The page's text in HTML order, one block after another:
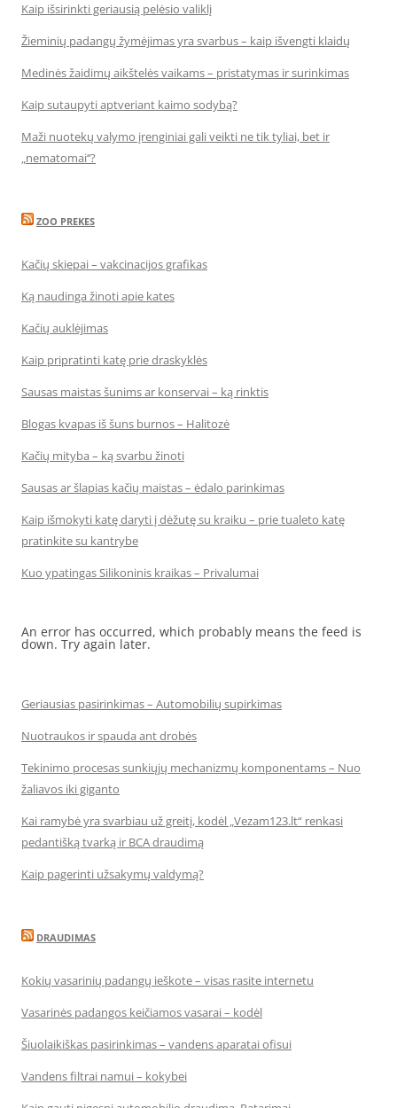
Kaip išsirinkti geriausią pelėsio valiklį
Žieminių padangų žymėjimas yra svarbus – kaip išvengti klaidų
Medinės žaidimų aikštelės vaikams – pristatymas ir surinkimas
Kaip sutaupyti aptveriant kaimo sodybą?
Maži nuotekų valymo įrenginiai gali veikti ne tik tyliai, bet ir
„nematomai‘‘?
ZOO PREKES
Kačių skiepai – vakcinacijos grafikas
Ką naudinga žinoti apie kates
Kačių auklėjimas
Kaip pripratinti katę prie draskyklės
Sausas maistas šunims ar konservai – ką rinktis
Blogas kvapas iš šuns burnos – Halitozė
Kačių mityba – ką svarbu žinoti
Sausas ar šlapias kačių maistas – ėdalo parinkimas
Kaip išmokyti katę daryti į dėžutę su kraiku – prie tualeto katę
pratinkite su kantrybe
Kuo ypatingas Silikoninis kraikas – Privalumai
An error has occurred, which probably means the feed is
down. Try again later.
Geriausias pasirinkimas – Automobilių supirkimas
Nuotraukos ir spauda ant drobės
Tekinimo procesas sunkiųjų mechanizmų komponentams – Nuo
žaliavos iki giganto
Kai ramybė yra svarbiau už greitį, kodėl „Vezam123.lt“ renkasi
pedantišką tvarką ir BCA draudimą
Kaip pagerinti užsakymų valdymą?
DRAUDIMAS
Kokių vasarinių padangų ieškote – visas rasite internetu
Vasarinės padangos keičiamos vasarai – kodėl
Šiuolaikiškas pasirinkimas – vandens aparatai ofisui
Vandens filtrai namui – kokybei